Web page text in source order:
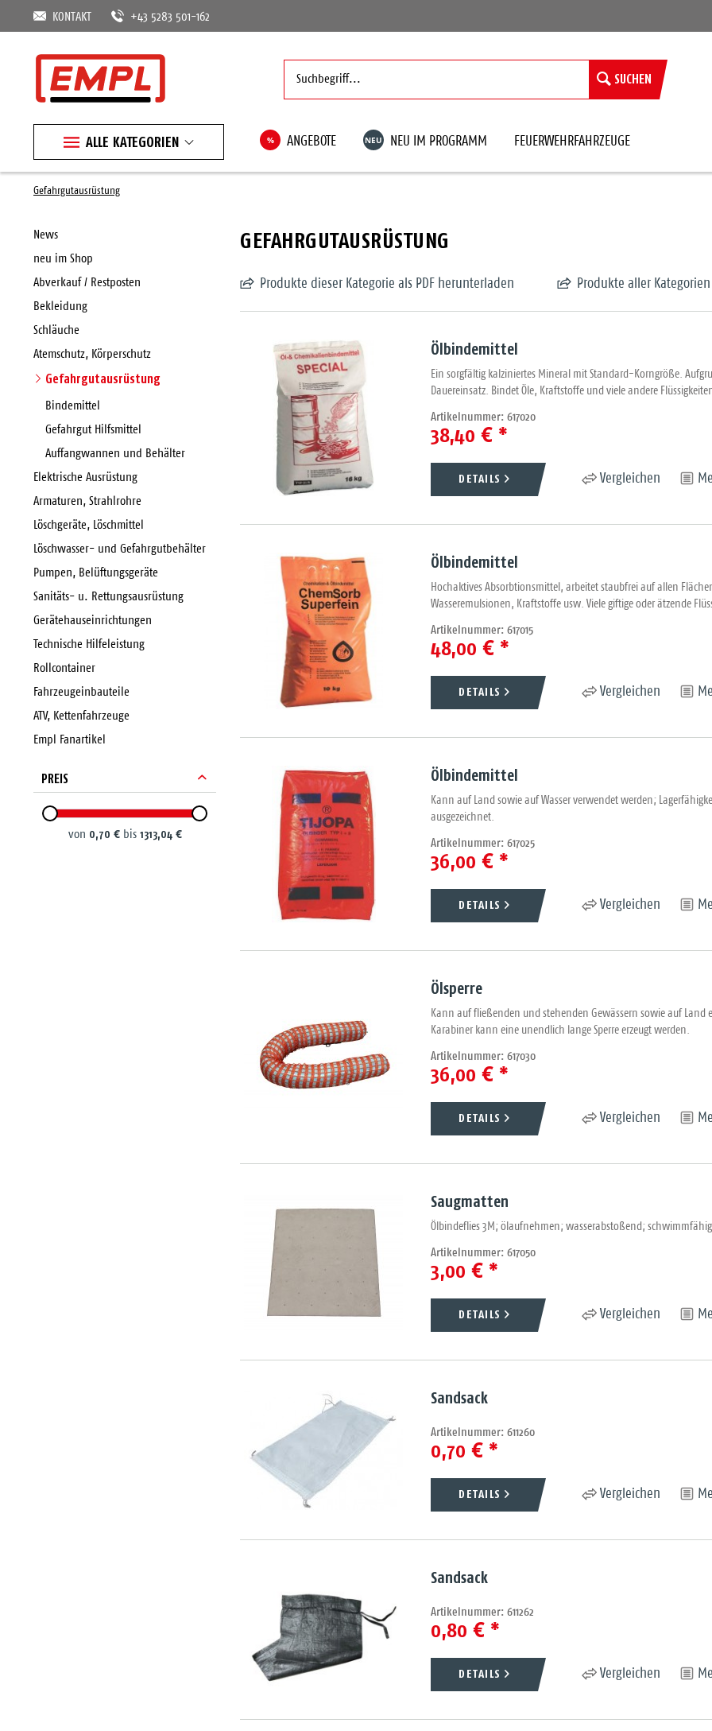
KONTAKT +43 5283 501-162
SUCHEN
ALLE KATEGORIEN % ANGEBOTE NEU NEU IM PROGRAMM FEUERWEHRFAHRZEUGE
Gefahrgutausrüstung
News
neu im Shop
Abverkauf / Restposten
Bekleidung
Schläuche
Atemschutz, Körperschutz
Gefahrgutausrüstung
Bindemittel
Gefahrgut Hilfsmittel
Auffangwannen und Behälter
Elektrische Ausrüstung
Armaturen, Strahlrohre
Löschgeräte, Löschmittel
Löschwasser- und Gefahrgutbehälter
Pumpen, Belüftungsgeräte
Sanitäts- u. Rettungsausrüstung
Gerätehauseinrichtungen
Technische Hilfeleistung
Rollcontainer
Fahrzeugeinbauteile
ATV, Kettenfahrzeuge
Empl Fanartikel
PREIS
von 0,70 € bis 1313,04 €
GEFAHRGUTAUSRÜSTUNG
Produkte dieser Kategorie als PDF herunterladen Produkte aller
Ölbindemittel
Ein sorgfältig kalziniertes Mineral mit Standard-Korngröße.
Dauereinsatz. Bindet Öle, Kraftstoffe und viele andere
Artikelnummer: 617020
38,40 € *
DETAILS Vergleichen
Ölbindemittel
Hochaktives Absorbtionsmittel, arbeitet staubfrei auf allen
Wasseremulsionen, Kraftstoffe usw. Viele giftige oder ätzende
Artikelnummer: 617015
48,00 € *
DETAILS Vergleichen
Ölbindemittel
Kann auf Land sowie auf Wasser verwendet werden;
ausgezeichnet.
Artikelnummer: 617025
36,00 € *
DETAILS Vergleichen
Ölsperre
Kann auf fließenden und stehenden Gewässern sowie auf Land
Karabiner kann eine unendlich lange Sperre erzeugt werden.
Artikelnummer: 617030
36,00 € *
DETAILS Vergleichen
Saugmatten
Ölbindeflies 3M; ölaufnehmen; wasserabstoßend;
Artikelnummer: 617050
3,00 € *
DETAILS Vergleichen
Sandsack
Artikelnummer: 611260
0,70 € *
DETAILS Vergleichen
Sandsack
Artikelnummer: 611262
0,80 € *
DETAILS Vergleichen